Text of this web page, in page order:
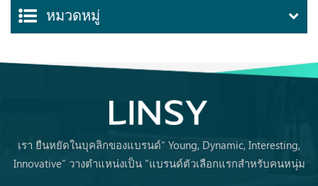
หมวดหมู่
เรา ยืนหยัดในบุคลิกของแบรนด์“ Young, Dynamic, Interesting,
Innovative” วางตำแหน่งเป็น "แบรนด์ตัวเลือกแรกสำหรับคนหนุ่ม